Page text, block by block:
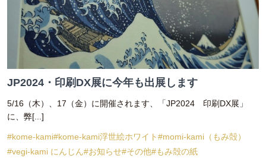
JP2024・印刷DX展に今年も出展します
5/16（木）、17（金）に開催されます、「JP2024 印刷DX展」
に、弊[...]
#kome-kami#kome-kami浮世絵ホワイト#momi-kami（もみ殻）
#vegi-kami にんじん#お知らせ#その他#もみ殻の紙